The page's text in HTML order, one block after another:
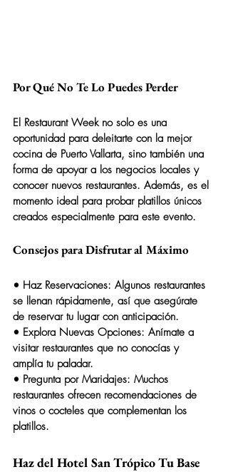
Por Qué No Te Lo Puedes Perder
El Restaurant Week no solo es una
oportunidad para deleitarte con la mejor
cocina de Puerto Vallarta, sino también una
forma de apoyar a los negocios locales y
conocer nuevos restaurantes. Además, es el
momento ideal para probar platillos únicos
creados especialmente para este evento.
Consejos para Disfrutar al Máximo
• Haz Reservaciones: Algunos restaurantes
se llenan rápidamente, así que asegúrate
de reservar tu lugar con anticipación.
• Explora Nuevas Opciones: Anímate a
visitar restaurantes que no conocías y
amplía tu paladar.
• Pregunta por Maridajes: Muchos
restaurantes ofrecen recomendaciones de
vinos o cocteles que complementan los
platillos.
Haz del Hotel San Trópico Tu Base